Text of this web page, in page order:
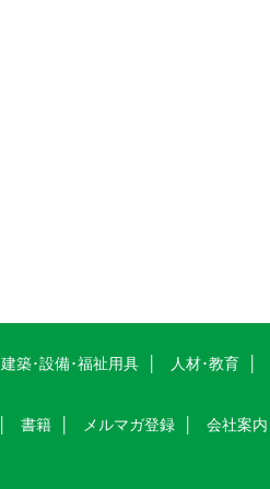
建築･設備･福祉用具 人材･教育
書籍 メルマガ登録 会社案内